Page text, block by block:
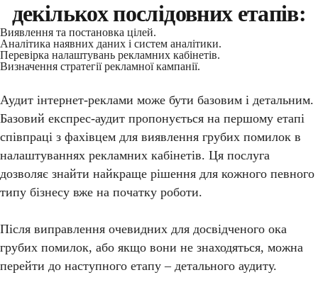
декількох послідовних етапів:
Виявлення та постановка цілей.
Аналітика наявних даних і систем аналітики.
Перевірка налаштувань рекламних кабінетів.
Визначення стратегії рекламної кампанії.
Аудит інтернет-реклами може бути базовим і детальним.
Базовий експрес-аудит пропонується на першому етапі
співпраці з фахівцем для виявлення грубих помилок в
налаштуваннях рекламних кабінетів. Ця послуга
дозволяє знайти найкраще рішення для кожного певного
типу бізнесу вже на початку роботи.
Після виправлення очевидних для досвідченого ока
грубих помилок, або якщо вони не знаходяться, можна
перейти до наступного етапу – детального аудиту.